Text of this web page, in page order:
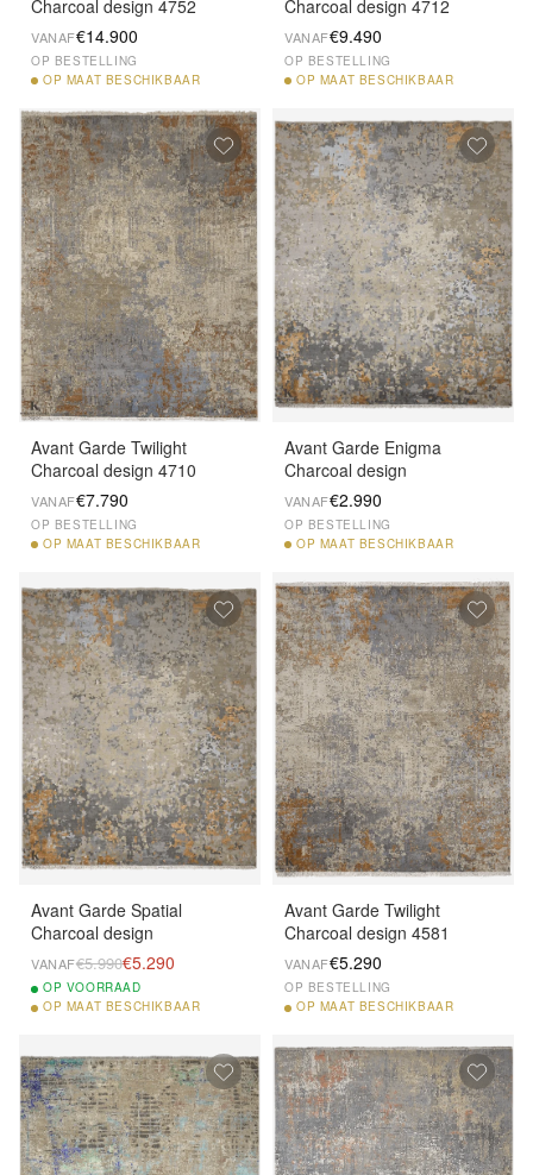
Charcoal design 4752
VANAF€14.900
OP BESTELLING
OP MAAT BESCHIKBAAR
Charcoal design 4712
VANAF€9.490
OP BESTELLING
OP MAAT BESCHIKBAAR
Avant Garde Twilight
Charcoal design 4710
VANAF€7.790
OP BESTELLING
OP MAAT BESCHIKBAAR
Avant Garde Enigma
Charcoal design
VANAF€2.990
OP BESTELLING
OP MAAT BESCHIKBAAR
Avant Garde Spatial
Charcoal design
VANAF€5.990€5.290
OP VOORRAAD
OP MAAT BESCHIKBAAR
Avant Garde Twilight
Charcoal design 4581
VANAF€5.290
OP BESTELLING
OP MAAT BESCHIKBAAR